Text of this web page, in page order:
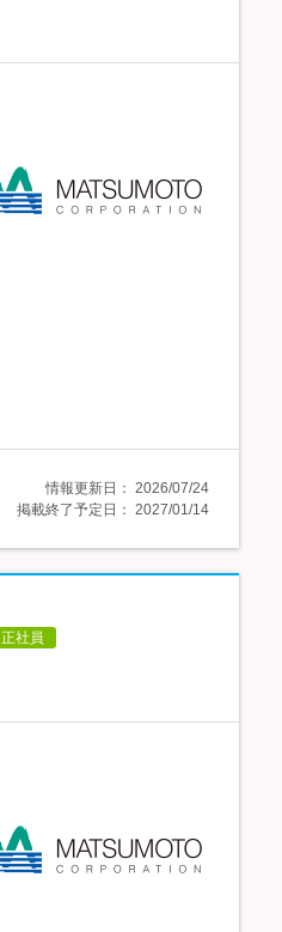
情報更新日： 2026/07/24
掲載終了予定日： 2027/01/14
正社員